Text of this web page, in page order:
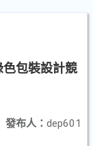
包裝設計競
發布人： dep601